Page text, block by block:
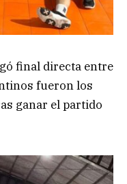
final directa entre
fueron los
ganar el partido